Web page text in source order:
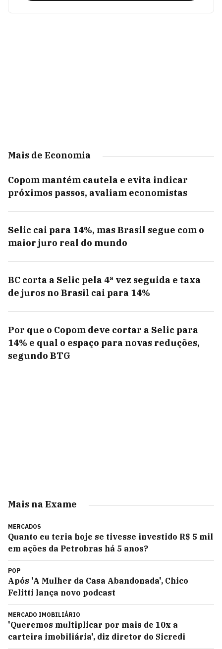
Mais de Economia
Copom mantém cautela e evita indicar
próximos passos, avaliam economistas
Selic cai para 14%, mas Brasil segue com o
maior juro real do mundo
BC corta a Selic pela 4ª vez seguida e taxa
de juros no Brasil cai para 14%
Por que o Copom deve cortar a Selic para
14% e qual o espaço para novas reduções,
segundo BTG
Mais na Exame
MERCADOS
Quanto eu teria hoje se tivesse investido R$ 5 mil
em ações da Petrobras há 5 anos?
POP
Após 'A Mulher da Casa Abandonada', Chico
Felitti lança novo podcast
MERCADO IMOBILIÁRIO
'Queremos multiplicar por mais de 10x a
carteira imobiliária', diz diretor do Sicredi